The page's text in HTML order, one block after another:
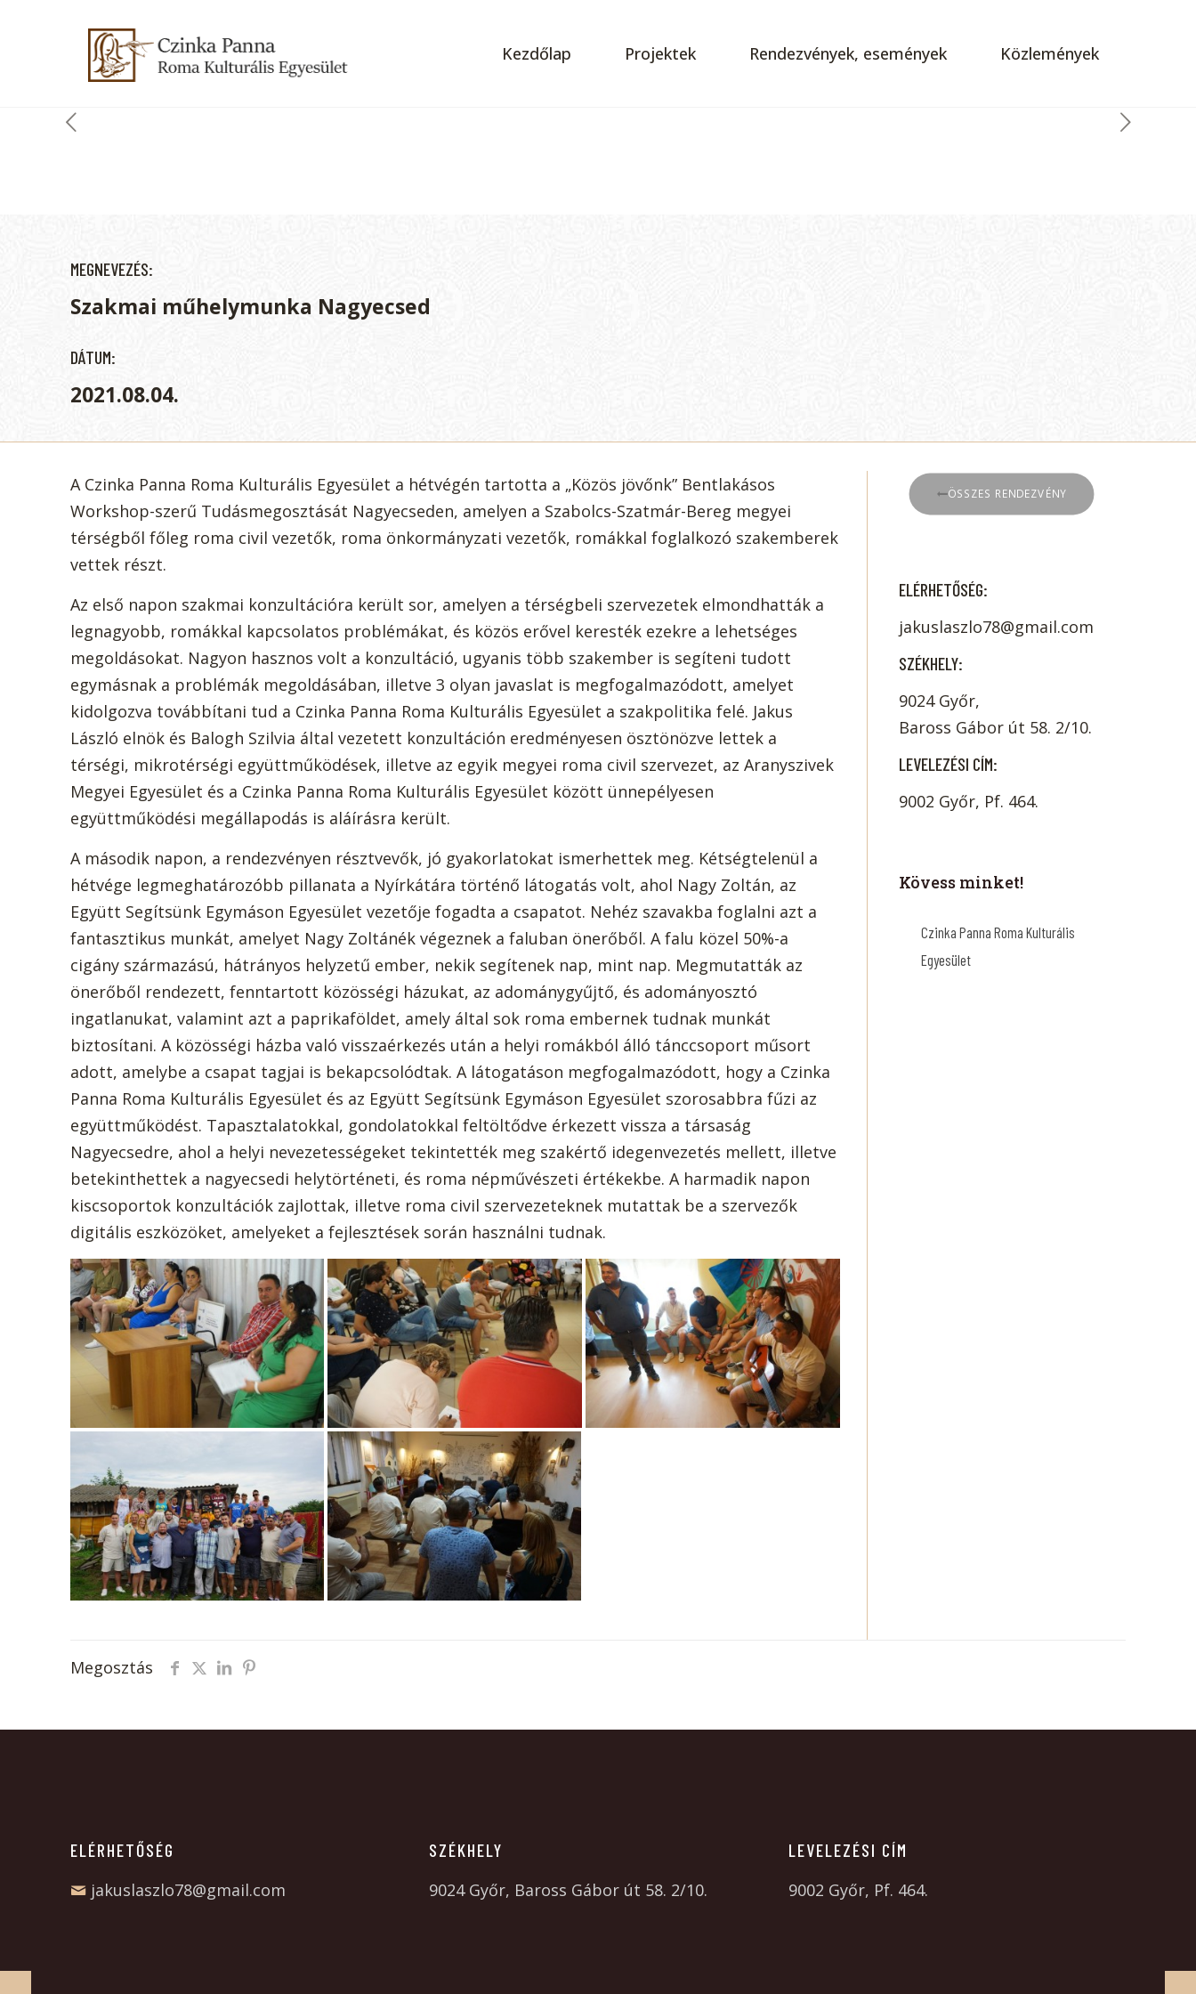
Kezdőlap Projektek Rendezvények, események Közlemények
MEGNEVEZÉS:
Szakmai műhelymunka Nagyecsed
DÁTUM:
2021.08.04.
A Czinka Panna Roma Kulturális Egyesület a hétvégén tartotta a „Közös jövőnk” Bentlakásos
Workshop-szerű Tudásmegosztását Nagyecseden, amelyen a Szabolcs-Szatmár-Bereg megyei
térségből főleg roma civil vezetők, roma önkormányzati vezetők, romákkal foglalkozó szakemberek
vettek részt.
Az első napon szakmai konzultációra került sor, amelyen a térségbeli szervezetek elmondhatták a
legnagyobb, romákkal kapcsolatos problémákat, és közös erővel keresték ezekre a lehetséges
megoldásokat. Nagyon hasznos volt a konzultáció, ugyanis több szakember is segíteni tudott
egymásnak a problémák megoldásában, illetve 3 olyan javaslat is megfogalmazódott, amelyet
kidolgozva továbbítani tud a Czinka Panna Roma Kulturális Egyesület a szakpolitika felé. Jakus
László elnök és Balogh Szilvia által vezetett konzultáción eredményesen ösztönözve lettek a
térségi, mikrotérségi együttműködések, illetve az egyik megyei roma civil szervezet, az Aranyszivek
Megyei Egyesület és a Czinka Panna Roma Kulturális Egyesület között ünnepélyesen
együttműködési megállapodás is aláírásra került.
A második napon, a rendezvényen résztvevők, jó gyakorlatokat ismerhettek meg. Kétségtelenül a
hétvége legmeghatározóbb pillanata a Nyírkátára történő látogatás volt, ahol Nagy Zoltán, az
Együtt Segítsünk Egymáson Egyesület vezetője fogadta a csapatot. Nehéz szavakba foglalni azt a
fantasztikus munkát, amelyet Nagy Zoltánék végeznek a faluban önerőből. A falu közel 50%-a
cigány származású, hátrányos helyzetű ember, nekik segítenek nap, mint nap. Megmutatták az
önerőből rendezett, fenntartott közösségi házukat, az adománygyűjtő, és adományosztó
ingatlanukat, valamint azt a paprikaföldet, amely által sok roma embernek tudnak munkát
biztosítani. A közösségi házba való visszaérkezés után a helyi romákból álló tánccsoport műsort
adott, amelybe a csapat tagjai is bekapcsolódtak. A látogatáson megfogalmazódott, hogy a Czinka
Panna Roma Kulturális Egyesület és az Együtt Segítsünk Egymáson Egyesület szorosabbra fűzi az
együttműködést. Tapasztalatokkal, gondolatokkal feltöltődve érkezett vissza a társaság
Nagyecsedre, ahol a helyi nevezetességeket tekintették meg szakértő idegenvezetés mellett, illetve
betekinthettek a nagyecsedi helytörténeti, és roma népművészeti értékekbe. A harmadik napon
kiscsoportok konzultációk zajlottak, illetve roma civil szervezeteknek mutattak be a szervezők
digitális eszközöket, amelyeket a fejlesztések során használni tudnak.
ÖSSZES RENDEZVÉNY
ELÉRHETŐSÉG:
jakuslaszlo78@gmail.com
SZÉKHELY:
9024 Győr,
Baross Gábor út 58. 2/10.
LEVELEZÉSI CÍM:
9002 Győr, Pf. 464.
Kövess minket!
Czinka Panna Roma Kulturális
Egyesület
Megosztás
ELÉRHETŐSÉG
jakuslaszlo78@gmail.com
SZÉKHELY
9024 Győr, Baross Gábor út 58. 2/10.
LEVELEZÉSI CÍM
9002 Győr, Pf. 464.